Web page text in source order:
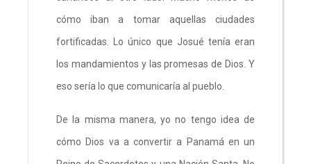
cómo iban a tomar aquellas ciudades
fortificadas. Lo único que Josué tenía eran
los mandamientos y las promesas de Dios. Y
eso sería lo que comunicaría al pueblo.
De la misma manera, yo no tengo idea de
cómo Dios va a convertir a Panamá en un